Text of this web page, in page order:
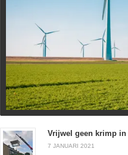
Vrijwel geen krimp
7 JANUARI 2021